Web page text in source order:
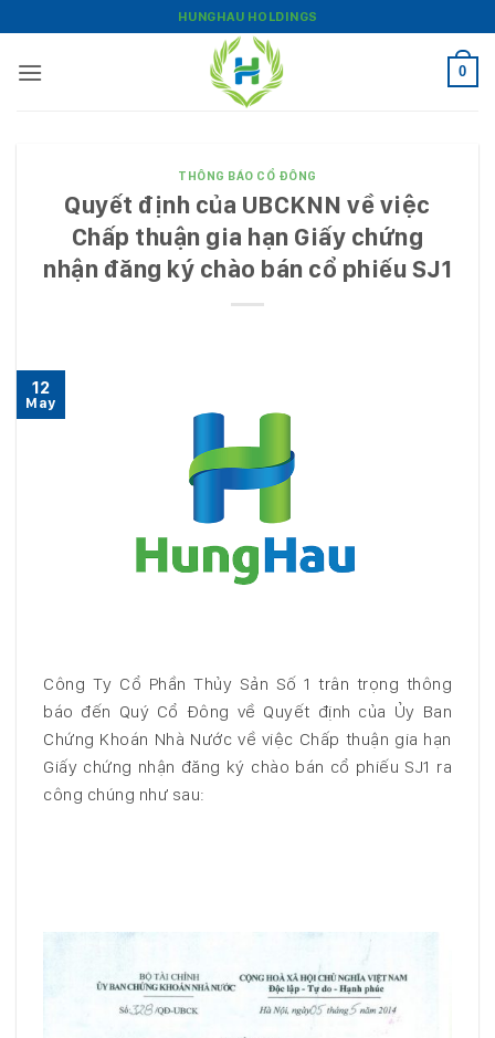
qua
nội
HUNGHAU HOLDINGS
0
THÔNG BÁO CỔ ĐÔNG
Quyết định của UBCKNN về việc
Chấp thuận gia hạn Giấy chứng
nhận đăng ký chào bán cổ phiếu SJ1
12
May
Công Ty Cổ Phần Thủy Sản Số 1 trân trọng thông
báo đến Quý Cổ Đông về Quyết định của Ủy Ban
Chứng Khoán Nhà Nước về việc Chấp thuận gia hạn
Giấy chứng nhận đăng ký chào bán cổ phiếu SJ1 ra
công chúng như sau: